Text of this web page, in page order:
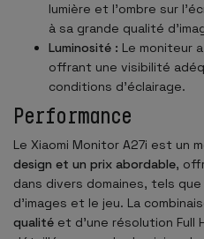
lumière et l'ombre sur
à sa grande qualité
Luminosité : Le moniteur
offrant une visibilité
conditions d'éclairage.
Performance
Le Xiaomi Monitor A27i est un
design et un prix abordable,
dans divers domaines, tels
d'images et le jeu. La
qualité et d'une résolution Full